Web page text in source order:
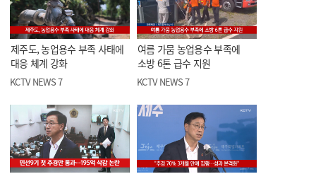
제주도, 농업용수 부족 사태에
대응 체계 강화
KCTV NEWS 7
여름 가뭄 농업용수 부족에
소방 6톤 급수 지원
KCTV NEWS 7